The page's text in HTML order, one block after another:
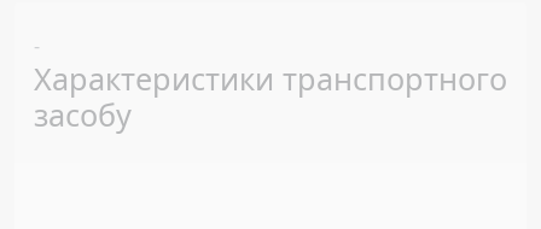
-
Характеристики транспортного
засобу